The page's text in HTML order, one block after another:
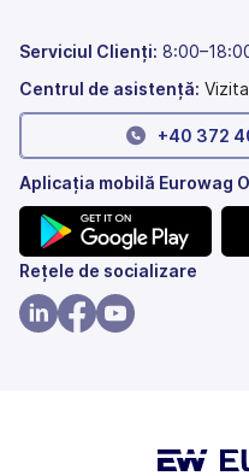
filă
o
nouă)
Serviciul Clienți:
Centrul de asistență:
+40 372
Aplicația mobilă Eurowag
(se
deschide
într-
Rețele de socializare